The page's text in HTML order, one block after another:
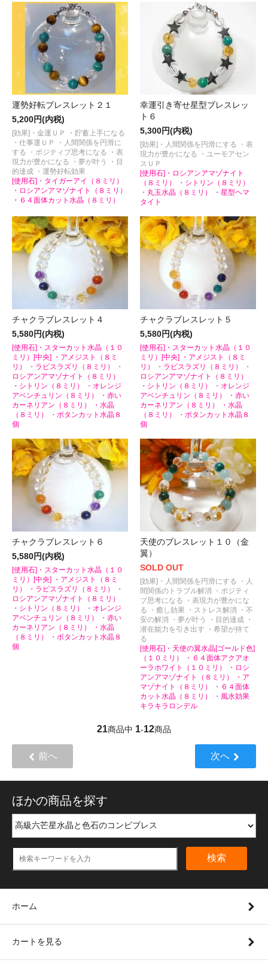
運勢好転ブレスレット２１
5,200円(内税)
[効果]・金運ＵＰ ・貯蓄上手になる
・仕事運ＵＰ ・人間関係を円滑に
する ・ポジティブ思考になる ・表
現力が豊かになる ・夢が叶う ・目
的達成 ・運勢好転効果
[使用石]・タイガーアイ（８ミリ）
・ロシアンアマゾナイト（８ミリ）
・６４面体カット水晶（８ミリ）
幸運引き寄せ星型ブレスレッ
ト６
5,300円(内税)
[効果]・人間関係を円滑にする ・表
現力が豊かになる ・ユーモアセン
スＵＰ
[使用石]・ロシアンアマゾナイト
（８ミリ） ・シトリン（８ミリ）
・丸玉水晶（８ミリ） ・星型ヘマ
タイト
チャクラブレスレット４
5,580円(内税)
[使用石]・スターカット水晶（１０
ミリ）[中央] ・アメジスト（８ミ
リ） ・ラピスラズリ（８ミリ） ・
ロシアンアマゾナイト（８ミリ）
・シトリン（８ミリ） ・オレンジ
アベンチュリン（８ミリ） ・赤い
カーネリアン（８ミリ） ・水晶
（８ミリ） ・ボタンカット水晶８
個
チャクラブレスレット５
5,580円(内税)
[使用石]・スターカット水晶（１０
ミリ）[中央] ・アメジスト（８ミ
リ） ・ラピスラズリ（８ミリ） ・
ロシアンアマゾナイト（８ミリ）
・シトリン（８ミリ） ・オレンジ
アベンチュリン（８ミリ） ・赤い
カーネリアン（８ミリ） ・水晶
（８ミリ） ・ボタンカット水晶８
個
チャクラブレスレット６
5,580円(内税)
[使用石]・スターカット水晶（１０
ミリ）[中央] ・アメジスト（８ミ
リ） ・ラピスラズリ（８ミリ） ・
ロシアンアマゾナイト（８ミリ）
・シトリン（８ミリ） ・オレンジ
アベンチュリン（８ミリ） ・赤い
カーネリアン（８ミリ） ・水晶
（８ミリ） ・ボタンカット水晶８
個
天使のブレスレット１０（金
翼）
SOLD OUT
[効果]・人間関係を円滑にする ・人
間関係のトラブル解消 ・ポジティ
ブ思考になる ・表現力が豊かにな
る ・癒し効果 ・ストレス解消 ・不
安の解消 ・夢が叶う ・目的達成 ・
潜在能力を引き出す ・希望が持て
る
[使用石]・天使の翼水晶[ゴールド色]
（１０ミリ） ・６４面体アクアオ
ーラホワイト（１０ミリ） ・ロシ
アンアマゾナイト（８ミリ） ・ア
マゾナイト（８ミリ） ・６４面体
カット水晶（８ミリ） ・風水効果
キラキラロンデル
21商品中 1-12商品
前へ 次へ
ほかの商品を探す
検索
ホーム
カートを見る